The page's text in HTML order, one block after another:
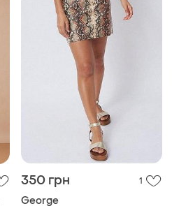
350 грн 1
George